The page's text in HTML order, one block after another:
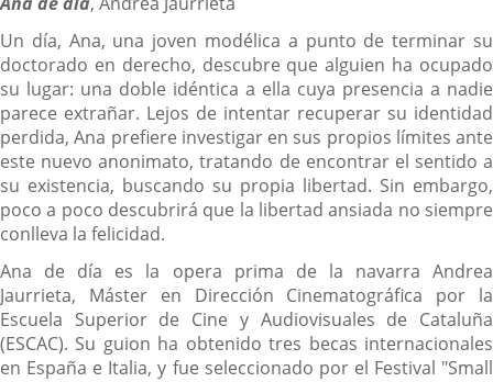
Un día, Ana, una joven modélica a punto de terminar su
doctorado en derecho, descubre que alguien ha ocupado
su lugar: una doble idéntica a ella cuya presencia a nadie
parece extrañar. Lejos de intentar recuperar su identidad
perdida, Ana prefiere investigar en sus propios límites ante
este nuevo anonimato, tratando de encontrar el sentido a
su existencia, buscando su propia libertad. Sin embargo,
poco a poco descubrirá que la libertad ansiada no siempre
conlleva la felicidad.
Ana de día es la opera prima de la navarra Andrea
Jaurrieta, Máster en Dirección Cinematográfica por la
Escuela Superior de Cine y Audiovisuales de Cataluña
(ESCAC). Su guion ha obtenido tres becas internacionales
en España e Italia, y fue seleccionado por el Festival "Small